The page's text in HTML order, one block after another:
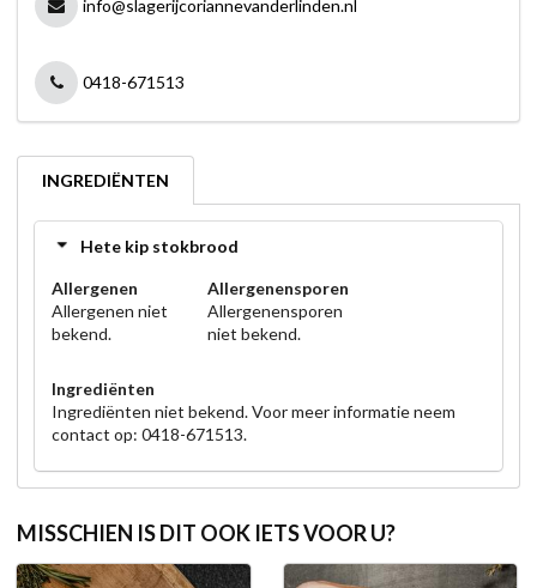
info@slagerijcoriannevanderlinden.nl
0418-671513
INGREDIËNTEN
Hete kip stokbrood
Allergenen
Allergenen niet
bekend.
Allergenensporen
Allergenensporen
niet bekend.
Ingrediënten
Ingrediënten niet bekend. Voor meer informatie neem
contact op: 0418-671513.
MISSCHIEN IS DIT OOK IETS VOOR U?